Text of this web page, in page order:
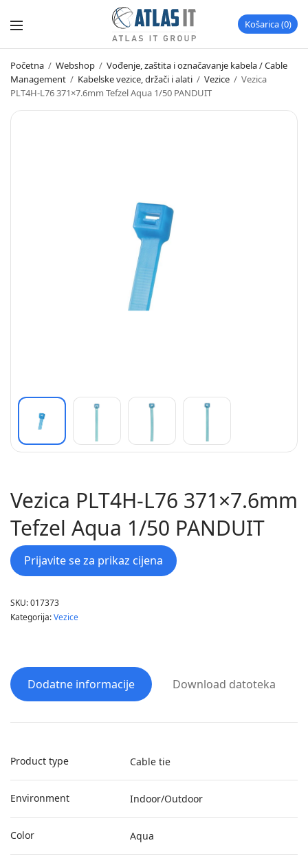
Košarica 0
Početna / Webshop / Vođenje, zaštita i označavanje kabela / Cable
Management / Kabelske vezice, držači i alati / Vezice / Vezica
PLT4H-L76 371×7.6mm Tefzel Aqua 1/50 PANDUIT
Vezica PLT4H-L76 371×7.6mm
Tefzel Aqua 1/50 PANDUIT
Prijavite se za prikaz cijena
SKU:017373
Kategorija:Vezice
Dodatne informacije Download datoteka
Product type Cable tie
Environment Indoor/Outdoor
Color Aqua